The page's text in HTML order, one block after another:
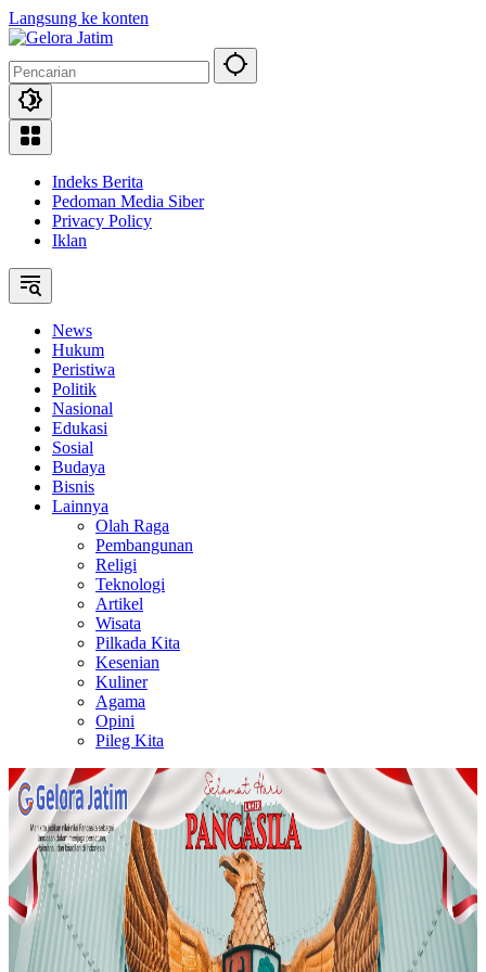
Langsung ke konten
Indeks Berita
Pedoman Media Siber
Privacy Policy
Iklan
News
Hukum
Peristiwa
Politik
Nasional
Edukasi
Sosial
Budaya
Bisnis
Lainnya
Olah Raga
Pembangunan
Religi
Teknologi
Artikel
Wisata
Pilkada Kita
Kesenian
Kuliner
Agama
Opini
Pileg Kita